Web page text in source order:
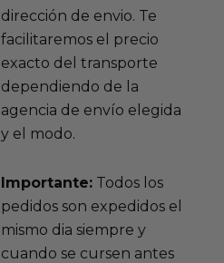
dirección de envio. Te
facilitaremos el precio
exacto del transporte
dependiendo de la
agencia de envío elegida
y el modo.
Importante:Todos los
pedidos son expedidos el
mismo dia siempre y
cuando se cursen antes